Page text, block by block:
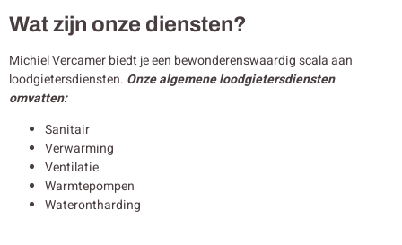
Wat zijn onze diensten?
Michiel Vercamer biedt je een bewonderenswaardig scala aan
loodgietersdiensten. Onze algemene loodgietersdiensten
omvatten:
Sanitair
Verwarming
Ventilatie
Warmtepompen
Waterontharding